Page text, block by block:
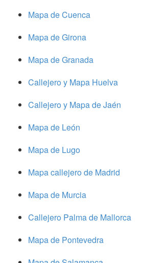
Mapa de Cuenca
Mapa de Girona
Mapa de Granada
Callejero y Mapa Huelva
Callejero y Mapa de Jaén
Mapa de León
Mapa de Lugo
Mapa callejero de Madrid
Mapa de Murcia
Callejero Palma de Mallorca
Mapa de Pontevedra